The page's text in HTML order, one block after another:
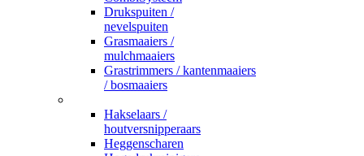
Drukspuiten /
nevelspuiten
Grasmaaiers /
mulchmaaiers
Grastrimmers / kantenmaaiers
/ bosmaaiers
Hakselaars /
houtversnipperaars
Heggenscharen